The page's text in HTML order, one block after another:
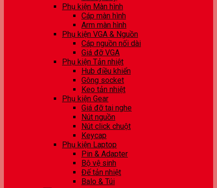
Phụ kiện Màn hình
Cáp màn hình
Arm màn hình
Phụ kiện VGA & Nguồn
Cáp nguồn nối dài
Giá đỡ VGA
Phụ kiện Tản nhiệt
Hub điều khiển
Gông socket
Keo tản nhiệt
Phụ kiện Gear
Giá đỡ tai nghe
Nút nguồn
Nút click chuột
Keycap
Phụ kiện Laptop
Pin & Adapter
Bộ vệ sinh
Đế tản nhiệt
Balo & Túi